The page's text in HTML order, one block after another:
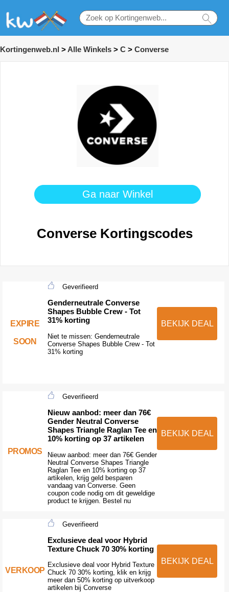
Kortingenweb.nl > Alle Winkels > C > Converse
Ga naar Winkel
Converse Kortingscodes
EXPIRE
SOON
Geverifieerd
Genderneutrale Converse
Shapes Bubble Crew - Tot
31% korting
Niet te missen: Genderneutrale
Converse Shapes Bubble Crew - Tot
31% korting
BEKIJK DEAL
PROMOS
Geverifieerd
Nieuw aanbod: meer dan 76€
Gender Neutral Converse
Shapes Triangle Raglan Tee en
10% korting op 37 artikelen
Nieuw aanbod: meer dan 76€ Gender
Neutral Converse Shapes Triangle
Raglan Tee en 10% korting op 37
artikelen, krijg geld besparen
vandaag van Converse. Geen
coupon code nodig om dit geweldige
product te krijgen. Bestel nu
BEKIJK DEAL
VERKOOP
Geverifieerd
Exclusieve deal voor Hybrid
Texture Chuck 70 30% korting
Exclusieve deal voor Hybrid Texture
Chuck 70 30% korting, klik en krijg
meer dan 50% korting op uitverkoop
artikelen bij Converse
BEKIJK DEAL